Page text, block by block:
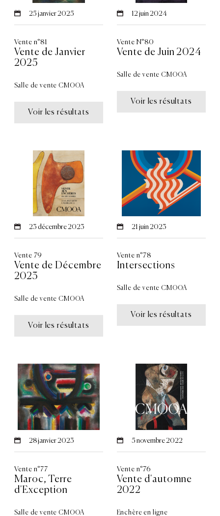
25 janvier 2025
Vente n°81
Vente de Janvier
2025
Salle de vente CMOOA
Voir les résultats
12 juin 2024
Vente N°80
Vente de Juin 2024
Salle de vente CMOOA
Voir les résultats
23 décembre 2023
Vente 79
Vente de Décembre
2023
Salle de vente CMOOA
Voir les résultats
21 juin 2023
Vente n°78
Intersections
Salle de vente CMOOA
Voir les résultats
28janvier 2023
Vente n°77
Maroc, Terre
d'Exception
Salle de vente CMOOA
5 novembre 2022
Vente n°76
Vente d'automne
2022
Enchère en ligne